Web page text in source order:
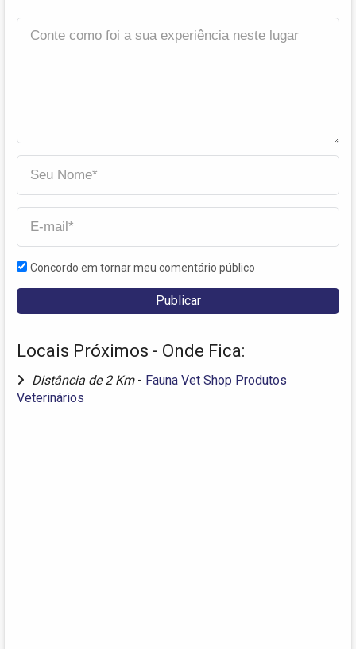
Concordo em tornar meu comentário público
Locais Próximos - Onde Fica:
Distância de 2 Km - Fauna Vet Shop Produtos
Veterinários